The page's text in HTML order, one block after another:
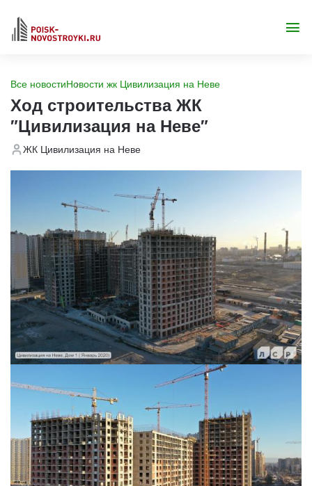
Все новостиНовости жк Цивилизация на Неве
Ход строительства ЖК
"Цивилизация на Неве"
ЖК Цивилизация на Неве